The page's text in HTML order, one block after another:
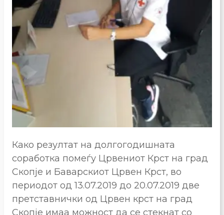
Како резултат на долгогодишната
соработка помеѓу Црвениот Крст на град
Скопје и Баварскиот Црвен Крст, во
периодот од 13.07.2019 до 20.07.2019 две
претставнички од Црвен крст на град
Скопје имаа можност да се стекнат со